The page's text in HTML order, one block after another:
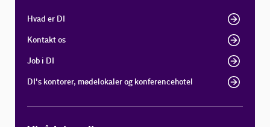
Hvad er DI
Kontakt os
Job i DI
DI's kontorer, mødelokaler og konferencehotel